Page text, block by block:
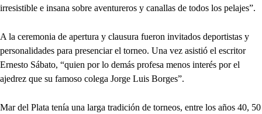
irresistible e insana sobre aventureros y canallas de todos los pelajes”.
A la ceremonia de apertura y clausura fueron invitados deportistas y
personalidades para presenciar el torneo. Una vez asistió el escritor
Ernesto Sábato, “quien por lo demás profesa menos interés por el
ajedrez que su famoso colega Jorge Luis Borges”.
Mar del Plata tenía una larga tradición de torneos, entre los años 40, 50